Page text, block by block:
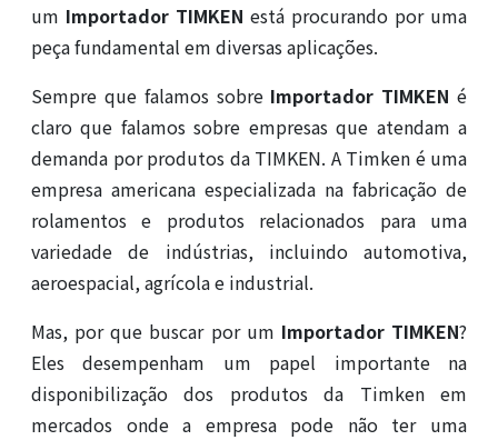
um Importador TIMKEN está procurando por uma
peça fundamental em diversas aplicações.
Sempre que falamos sobre Importador TIMKEN é
claro que falamos sobre empresas que atendam a
demanda por produtos da TIMKEN. A Timken é uma
empresa americana especializada na fabricação de
rolamentos e produtos relacionados para uma
variedade de indústrias, incluindo automotiva,
aeroespacial, agrícola e industrial.
Mas, por que buscar por um Importador TIMKEN?
Eles desempenham um papel importante na
disponibilização dos produtos da Timken em
mercados onde a empresa pode não ter uma